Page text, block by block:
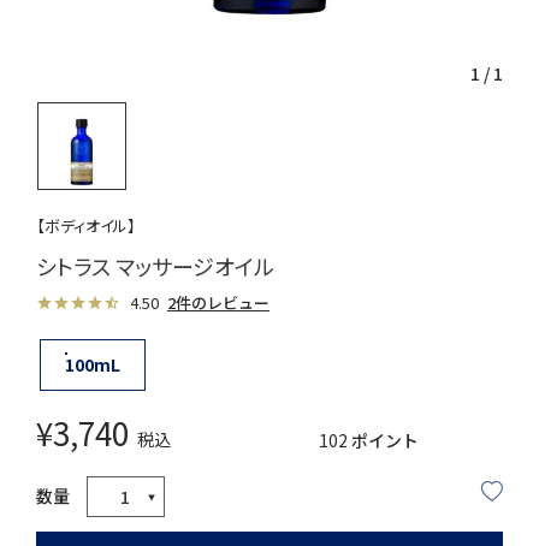
1 / 1
【ボディオイル】
シトラス マッサージオイル
4.50 2件のレビュー
100mL
¥3,740 税込 102 ポイント